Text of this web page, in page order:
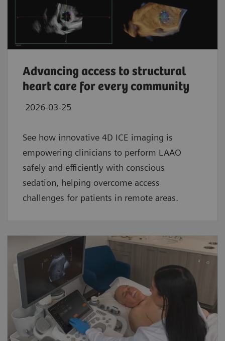
Advancing access to structural
heart care for every community
2026-03-25
See how innovative 4D ICE imaging is
empowering clinicians to perform LAAO
safely and efficiently with conscious
sedation, helping overcome access
challenges for patients in remote areas.